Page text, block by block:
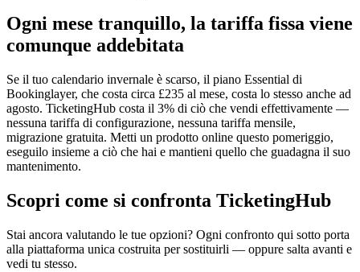
Ogni mese tranquillo, la tariffa fissa viene
comunque addebitata
Se il tuo calendario invernale è scarso, il piano Essential di
Bookinglayer, che costa circa £235 al mese, costa lo stesso anche ad
agosto. TicketingHub costa il 3% di ciò che vendi effettivamente —
nessuna tariffa di configurazione, nessuna tariffa mensile,
migrazione gratuita. Metti un prodotto online questo pomeriggio,
eseguilo insieme a ciò che hai e mantieni quello che guadagna il suo
mantenimento.
Scopri come si confronta TicketingHub
Stai ancora valutando le tue opzioni? Ogni confronto qui sotto porta
alla piattaforma unica costruita per sostituirli — oppure salta avanti e
vedi tu stesso.